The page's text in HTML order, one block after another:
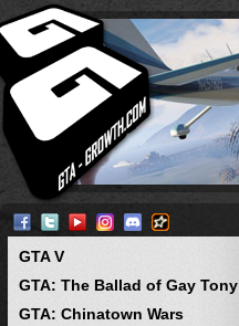
GTA V
GTA: The Ballad of Gay Tony
GTA: Chinatown Wars